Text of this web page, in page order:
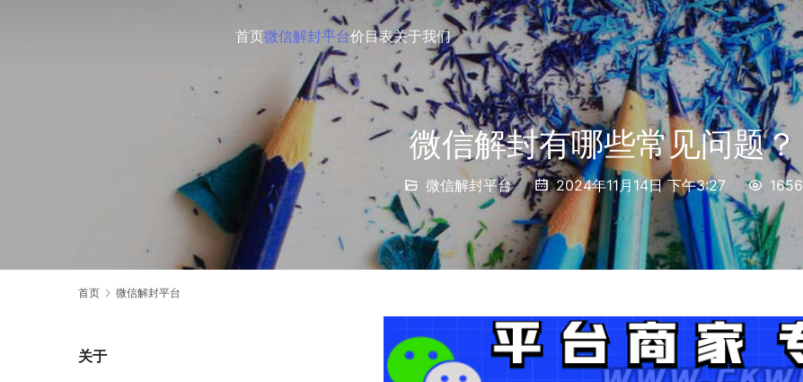
首页微信解封平台价目表关于我们
微信解封有哪些常见问题？
微信解封平台 2024年11月14日 下午3:27 1656
首页 微信解封平台
关于